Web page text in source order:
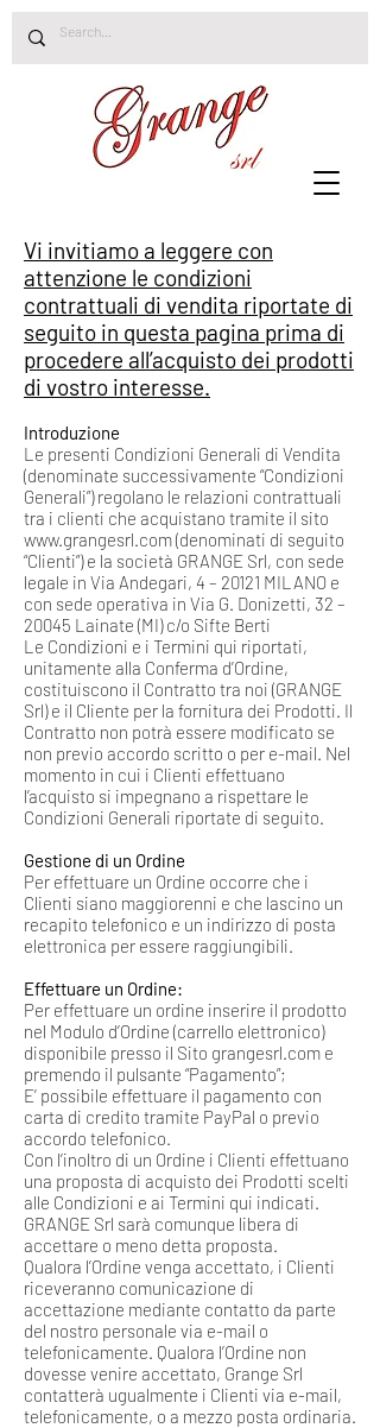
Vi invitiamo a leggere con
attenzione le condizioni
contrattuali di vendita riportate di
seguito in questa pagina prima di
procedere all’acquisto dei prodotti
di vostro interesse.
Introduzione
Le presenti Condizioni Generali di Vendita
(denominate successivamente “Condizioni
Generali”) regolano le relazioni contrattuali
tra i clienti che acquistano tramite il sito
www.grangesrl.com(denominati di seguito
“Clienti”) e la società GRANGE Srl, con sede
legale in Via Andegari, 4 – 20121 MILANO e
con sede operativa in Via G. Donizetti, 32 –
20045 Lainate (MI) c/o Sifte Berti
Le Condizioni e i Termini qui riportati,
unitamente alla Conferma d’Ordine,
costituiscono il Contratto tra noi (GRANGE
Srl) e il Cliente per la fornitura dei Prodotti. Il
Contratto non potrà essere modificato se
non previo accordo scritto o per e-mail. Nel
momento in cui i Clienti effettuano
l’acquisto si impegnano a rispettare le
Condizioni Generali riportate di seguito.
Gestione di un Ordine
Per effettuare un Ordine occorre che i
Clienti siano maggiorenni e che lascino un
recapito telefonico e un indirizzo di posta
elettronica per essere raggiungibili.
Effettuare un Ordine:
Per effettuare un ordine inserire il prodotto
nel Modulo d’Ordine (carrello elettronico)
disponibile presso il Sito grangesrl.com e
premendo il pulsante “Pagamento”;
E’ possibile effettuare il pagamento con
carta di credito tramite PayPal o previo
accordo telefonico.
Con l’inoltro di un Ordine i Clienti effettuano
una proposta di acquisto dei Prodotti scelti
alle Condizioni e ai Termini qui indicati.
GRANGE Srl sarà comunque libera di
accettare o meno detta proposta.
Qualora l’Ordine venga accettato, i Clienti
riceveranno comunicazione di
accettazione mediante contatto da parte
del nostro personale via e-mail o
telefonicamente. Qualora l’Ordine non
dovesse venire accettato, Grange Srl
contatterà ugualmente i Clienti via e-mail,
telefonicamente, o a mezzo posta ordinaria.